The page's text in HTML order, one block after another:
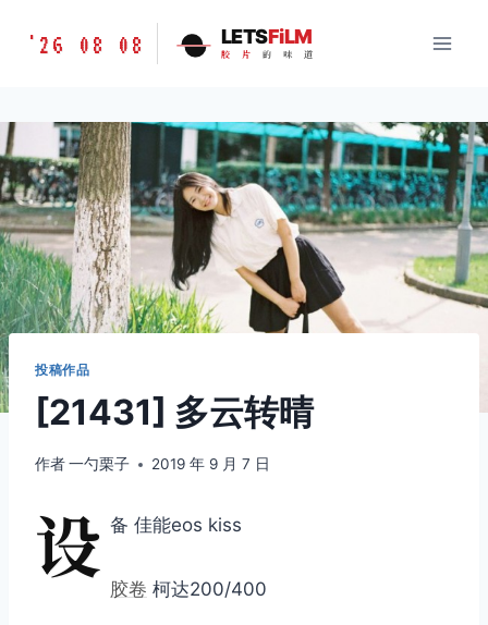
胶
道
LETSFILM
'26 08 08 LETSFiLM
胶 片 的 味 道
投稿作品
[21431] 多云转晴
作者一勺栗子 2019 年 9 月 7 日
设 备 佳能eos kiss
胶卷 柯达200/400